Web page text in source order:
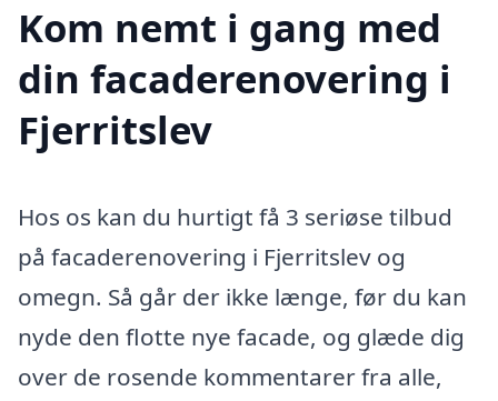
Kom nemt i gang med
din facaderenovering i
Fjerritslev
Hos os kan du hurtigt få 3 seriøse tilbud
på facaderenovering i Fjerritslev og
omegn. Så går der ikke længe, før du kan
nyde den flotte nye facade, og glæde dig
over de rosende kommentarer fra alle,